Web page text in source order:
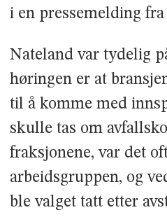
i en pressemelding
Nateland var tydelig
høringen er at
til å komme med
skulle tas om
fraksjonene, var det
arbeidsgruppen, og
ble valget tatt etter